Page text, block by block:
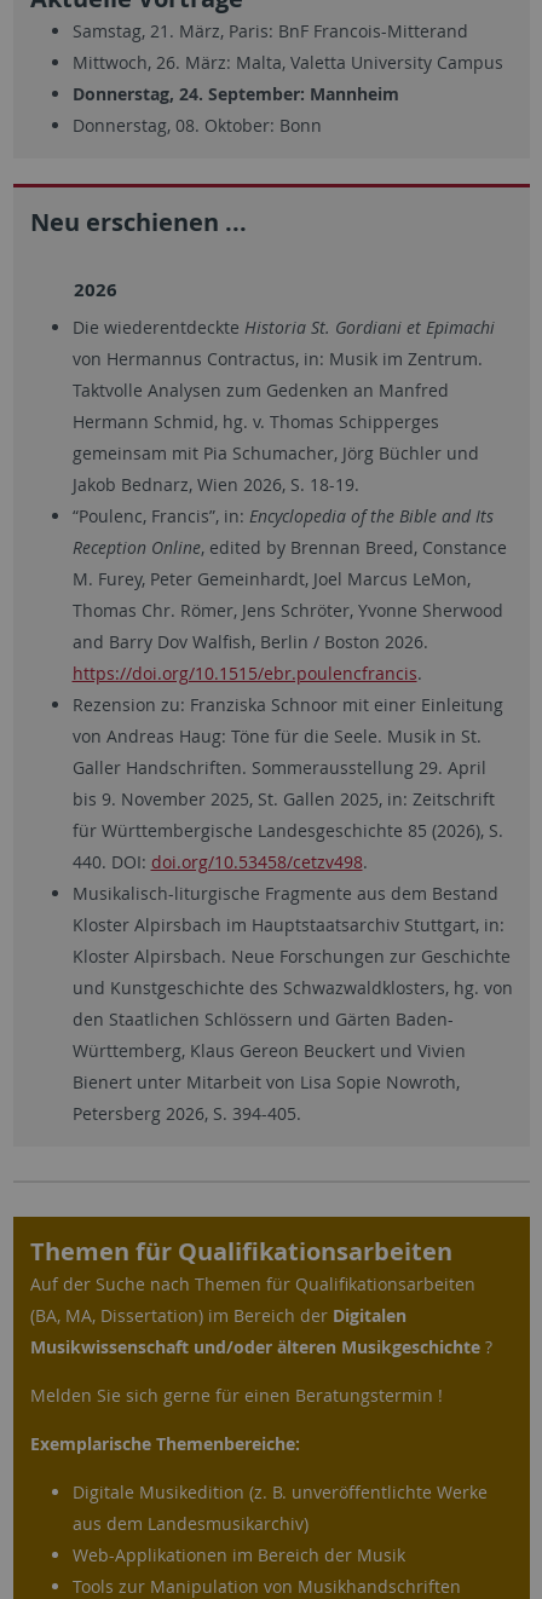
Samstag, 21. März, Paris: BnF Francois-Mitterand
Mittwoch, 26. März: Malta, Valetta University Campus
Donnerstag, 24. September: Mannheim
Donnerstag, 08. Oktober: Bonn
Neu erschienen ...
2026
Die wiederentdeckte Historia St. Gordiani et Epimachi
von Hermannus Contractus, in: Musik im Zentrum.
Taktvolle Analysen zum Gedenken an Manfred
Hermann Schmid, hg. v. Thomas Schipperges
gemeinsam mit Pia Schumacher, Jörg Büchler und
Jakob Bednarz, Wien 2026, S. 18-19.
“Poulenc, Francis”, in: Encyclopedia of the Bible and Its
Reception Online, edited by Brennan Breed, Constance
M. Furey, Peter Gemeinhardt, Joel Marcus LeMon,
Thomas Chr. Römer, Jens Schröter, Yvonne Sherwood
and Barry Dov Walfish, Berlin / Boston 2026.
https://doi.org/10.1515/ebr.poulencfrancis.
Rezension zu: Franziska Schnoor mit einer Einleitung
von Andreas Haug: Töne für die Seele. Musik in St.
Galler Handschriften. Sommerausstellung 29. April
bis 9. November 2025, St. Gallen 2025, in: Zeitschrift
für Württembergische Landesgeschichte 85 (2026), S.
440. DOI: doi.org/10.53458/cetzv498.
Musikalisch-liturgische Fragmente aus dem Bestand
Kloster Alpirsbach im Hauptstaatsarchiv Stuttgart, in:
Kloster Alpirsbach. Neue Forschungen zur Geschichte
und Kunstgeschichte des Schwazwaldklosters, hg. von
den Staatlichen Schlössern und Gärten Baden-
Württemberg, Klaus Gereon Beuckert und Vivien
Bienert unter Mitarbeit von Lisa Sopie Nowroth,
Petersberg 2026, S. 394-405.
Themen für Qualifikationsarbeiten
Auf der Suche nach Themen für Qualifikationsarbeiten
(BA, MA, Dissertation) im Bereich der Digitalen
Musikwissenschaft und/oder älteren Musikgeschichte ?
Melden Sie sich gerne für einen Beratungstermin !
Exemplarische Themenbereiche:
Digitale Musikedition (z. B. unveröffentlichte Werke
aus dem Landesmusikarchiv)
Web-Applikationen im Bereich der Musik
Tools zur Manipulation von Musikhandschriften